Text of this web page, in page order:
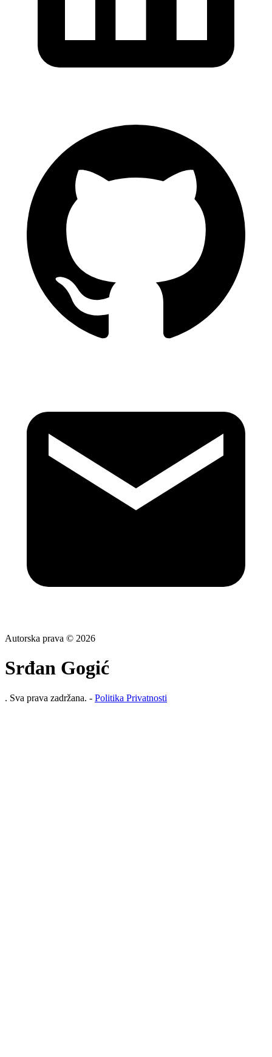
Autorska prava © 2026
Srđan Gogić
. Sva prava zadržana. - Politika Privatnosti